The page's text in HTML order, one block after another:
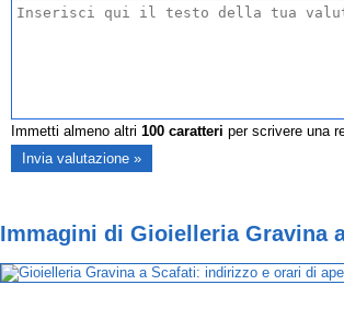
Immetti almeno altri 100caratteri per scrivere una
Immagini di Gioielleria Gravina